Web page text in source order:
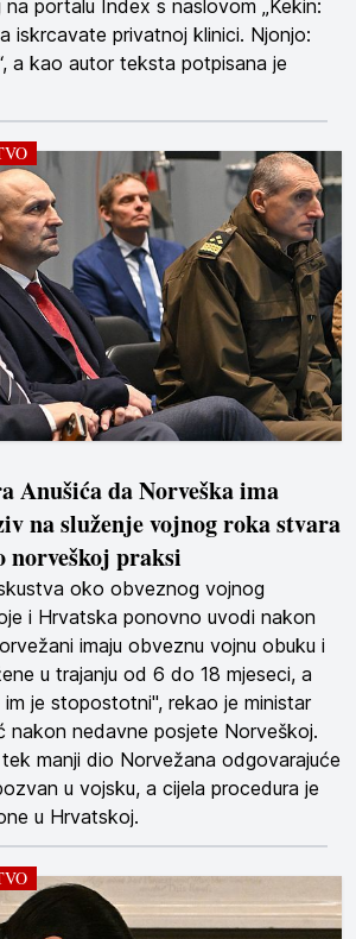
portalu Index s naslovom „Kekin:
iskrcavate privatnoj klinici. Njonjo:
a kao autor teksta potpisana je
Anušića da Norveška ima
na služenje vojnog roka stvara
norveškoj praksi
oko obveznog vojnog
i Hrvatska ponovno uvodi nakon
imaju obveznu vojnu obuku i
u trajanju od 6 do 18 mjeseci, a
je stopostotni", rekao je ministar
nakon nedavne posjete Norveškoj.
manji dio Norvežana odgovarajuće
u vojsku, a cijela procedura je
u Hrvatskoj.